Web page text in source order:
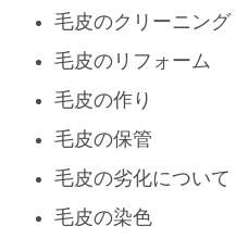
毛皮のクリーニング
毛皮のリフォーム
毛皮の作り
毛皮の保管
毛皮の劣化について
毛皮の染色